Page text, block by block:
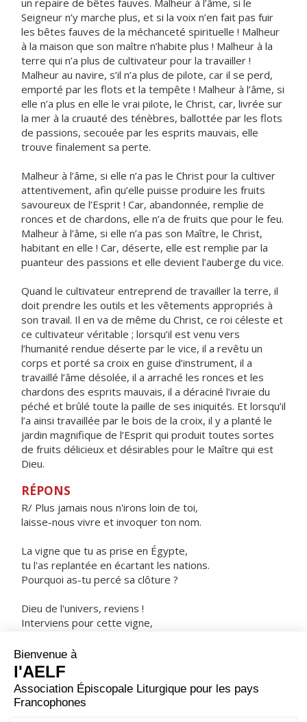
un repaire de bêtes fauves. Malheur à l’âme, si le
Seigneur n’y marche plus, et si la voix n’en fait pas fuir
les bêtes fauves de la méchanceté spirituelle ! Malheur
à la maison que son maître n’habite plus ! Malheur à la
terre qui n’a plus de cultivateur pour la travailler !
Malheur au navire, s’il n’a plus de pilote, car il se perd,
emporté par les flots et la tempête ! Malheur à l’âme, si
elle n’a plus en elle le vrai pilote, le Christ, car, livrée sur
la mer à la cruauté des ténèbres, ballottée par les flots
de passions, secouée par les esprits mauvais, elle
trouve finalement sa perte.
Malheur à l’âme, si elle n’a pas le Christ pour la cultiver
attentivement, afin qu’elle puisse produire les fruits
savoureux de l’Esprit ! Car, abandonnée, remplie de
ronces et de chardons, elle n’a de fruits que pour le feu.
Malheur à l’âme, si elle n’a pas son Maître, le Christ,
habitant en elle ! Car, déserte, elle est remplie par la
puanteur des passions et elle devient l’auberge du vice.
Quand le cultivateur entreprend de travailler la terre, il
doit prendre les outils et les vêtements appropriés à
son travail. Il en va de même du Christ, ce roi céleste et
ce cultivateur véritable ; lorsqu’il est venu vers
l’humanité rendue déserte par le vice, il a revêtu un
corps et porté sa croix en guise d’instrument, il a
travaillé l’âme désolée, il a arraché les ronces et les
chardons des esprits mauvais, il a déraciné l’ivraie du
péché et brûlé toute la paille de ses iniquités. Et lorsqu’il
l’a ainsi travaillée par le bois de la croix, il y a planté le
jardin magnifique de l’Esprit qui produit toutes sortes
de fruits délicieux et désirables pour le Maître qui est
Dieu.
RÉPONS
R/ Plus jamais nous n'irons loin de toi,
laisse-nous vivre et invoquer ton nom.
La vigne que tu as prise en Égypte,
tu l'as replantée en écartant les nations.
Pourquoi as-tu percé sa clôture ?
Dieu de l'univers, reviens !
Interviens pour cette vigne,
ORAISON
Dieu de puissance et de miséricorde, c'est ta grâce qui